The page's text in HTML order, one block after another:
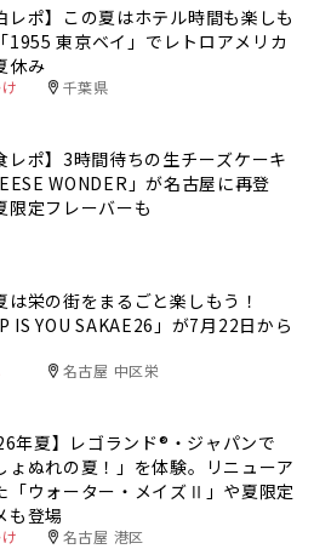
レポ】この夏はホテル時間も楽しも
1955 東京ベイ」でレトロアメリカ
休み
千葉県
レポ】3時間待ちの生チーズケーキ
WONDER」が名古屋に再登
限定フレーバーも
は栄の街をまるごと楽しもう！
IS YOU SAKAE26」が7月22日から
名古屋 中区栄
年夏】レゴランド®・ジャパンで
ょぬれの夏！」を体験。リニューア
「ウォーター・メイズⅡ」や夏限定
も登場
名古屋 港区